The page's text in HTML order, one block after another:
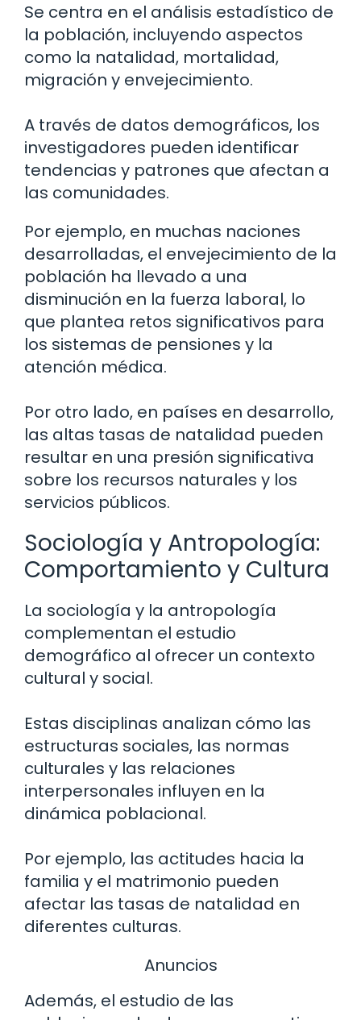
Se centra en el análisis estadístico de
la población, incluyendo aspectos
como la natalidad, mortalidad,
migración y envejecimiento.
A través de datos demográficos, los
investigadores pueden identificar
tendencias y patrones que afectan a
las comunidades.
Por ejemplo, en muchas naciones
desarrolladas, el envejecimiento de la
población ha llevado a una
disminución en la fuerza laboral, lo
que plantea retos significativos para
los sistemas de pensiones y la
atención médica.
Por otro lado, en países en desarrollo,
las altas tasas de natalidad pueden
resultar en una presión significativa
sobre los recursos naturales y los
servicios públicos.
Sociología y Antropología:
Comportamiento y Cultura
La sociología y la antropología
complementan el estudio
demográfico al ofrecer un contexto
cultural y social.
Estas disciplinas analizan cómo las
estructuras sociales, las normas
culturales y las relaciones
interpersonales influyen en la
dinámica poblacional.
Por ejemplo, las actitudes hacia la
familia y el matrimonio pueden
afectar las tasas de natalidad en
diferentes culturas.
Anuncios
Además, el estudio de las